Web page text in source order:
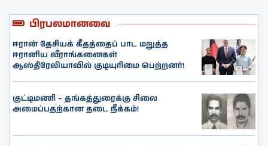
பிரபலமானவை
ஈரான் தேசியக் கீதத்தைப் பாட மறுத்த
ஈரானிய வீராங்கனைகள்
ஆஸ்திரேலியாவில் குடியுரிமை பெற்றனர்!
குட்டிமணி – தங்கத்துரைக்கு சிலை
அமைப்பதற்கான தடை நீக்கம்!